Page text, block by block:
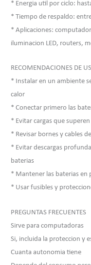
* Energia util por ciclo:
* Tiempo de respaldo:
* Aplicaciones:
iluminacion LED, routers,
RECOMENDACIONES DE
* Instalar en un ambiente
calor
* Conectar primero las
* Evitar cargas que
* Revisar bornes y cables
* Evitar descargas
baterias
* Mantener las baterias en
* Usar fusibles y
PREGUNTAS FRECUENTES
Sirve para computadoras
Si, incluida la proteccion y
Cuanta autonomia tiene